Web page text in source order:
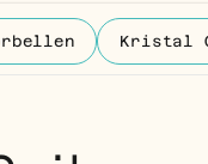
Kristal